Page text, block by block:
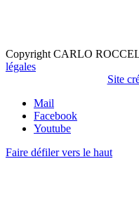
Copyright CARLO
légales
Site
Mail
Facebook
Youtube
Faire défiler vers le haut